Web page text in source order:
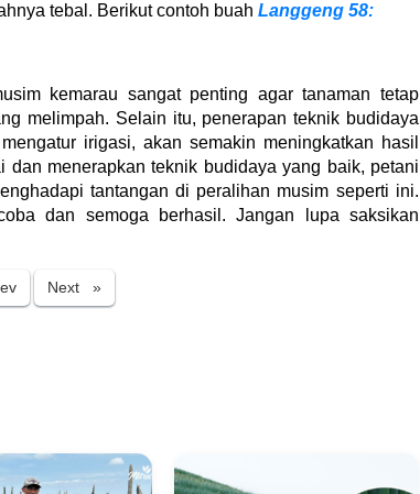
tebal. Berikut contoh buahLanggeng 58:
kemarau sangat penting agar tanaman tetap
melimpah. Selain itu, penerapan teknik budidaya
irigasi, akan semakin meningkatkan hasil
menerapkan teknik budidaya yang baik, petani
tantangan di peralihan musim seperti ini.
dan semoga berhasil. Jangan lupa saksikan
PreviousNext »Next